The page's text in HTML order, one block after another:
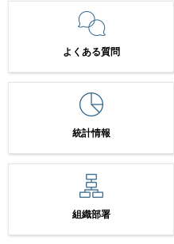
よくある質問
統計情報
組織部署